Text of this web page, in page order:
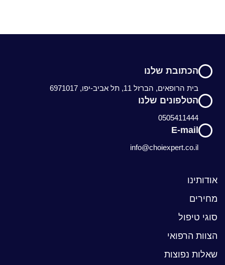
הכתובת שלנו
בית הרופאים, הברזל 11, תל אביב-יפו, 6971017
הטלפונים שלנו
0505411444
E-mail
info@choiexpert.co.il
אודותינו
מחירים
סוגי טיפול
הצוות הרפואי
שאלות נפוצות